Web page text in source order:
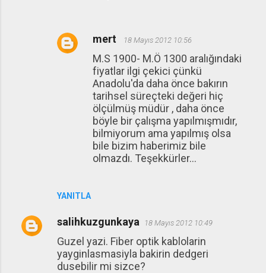
YANITLA
mert 18 Mayıs 2012 10:56
M.S 1900- M.Ö 1300 aralığındaki
fiyatlar ilgi çekici çünkü
Anadolu'da daha önce bakırın
tarihsel süreçteki değeri hiç
ölçülmüş müdür , daha önce
böyle bir çalışma yapılmışmıdır,
bilmiyorum ama yapılmış olsa
bile bizim haberimiz bile
olmazdı. Teşekkürler...
salihkuzgunkaya 18 Mayıs 2012 10:49
Guzel yazi. Fiber optik kablolarin
yayginlasmasiyla bakirin dedgeri
dusebilir mi sizce?